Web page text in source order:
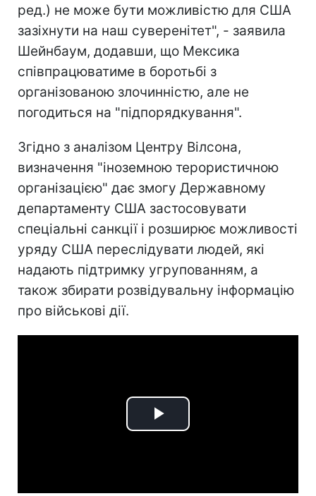
ред.) не може бути можливістю для США
зазіхнути на наш суверенітет", - заявила
Шейнбаум, додавши, що Мексика
співпрацюватиме в боротьбі з
організованою злочинністю, але не
погодиться на "підпорядкування".
Згідно з аналізом Центру Вілсона,
визначення "іноземною терористичною
організацією" дає змогу Державному
департаменту США застосовувати
спеціальні санкції і розширює можливості
уряду США переслідувати людей, які
надають підтримку угрупованням, а
також збирати розвідувальну інформацію
про військові дії.
Play